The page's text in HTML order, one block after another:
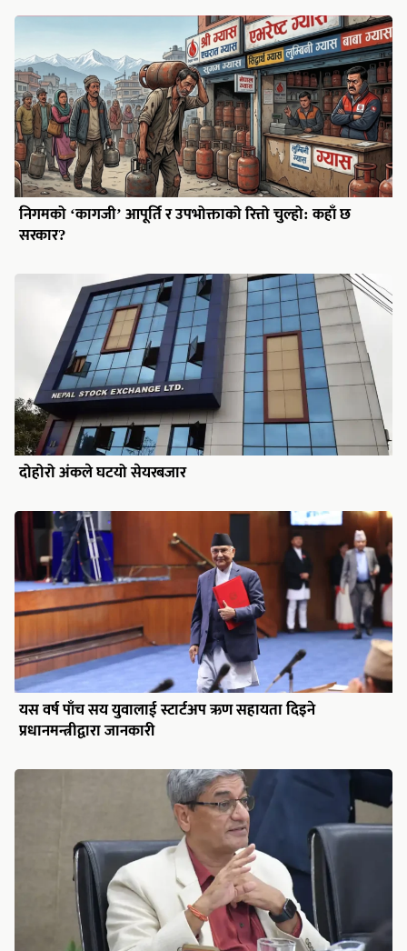
निगमको ‘कागजी’ आपूर्ति र उपभोक्ताको रित्तो चुल्हो: कहाँ छ
सरकार?
दोहोरो अंकले घटयो सेयरबजार
यस वर्ष पाँच सय युवालाई स्टार्टअप ऋण सहायता दिइने
प्रधानमन्त्रीद्वारा जानकारी